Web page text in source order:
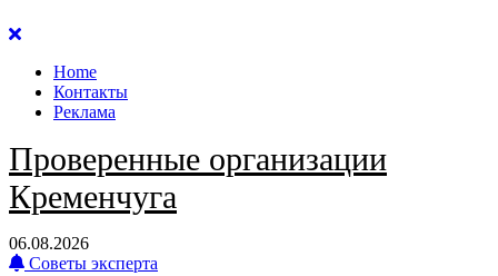
Перейти
содержанию
Home
Контакты
Реклама
Проверенные организации
Кременчуга
06.08.2026
Советы эксперта